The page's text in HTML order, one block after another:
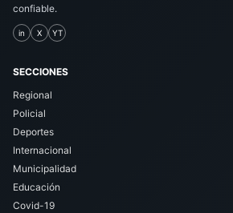
confiable.
in X YT
SECCIONES
Regional
Policial
Deportes
Internacional
Municipalidad
Educación
Covid-19